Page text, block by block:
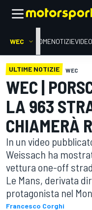
WEC HOMENOTIZIEVIDEO
ULTIME NOTIZIE WEC
WEC |
LA 963
CHIAMERÀ
In un video
Weissach ha
vettura one-off
Le Mans, derivata
protagonista nel
Francesco Corghi